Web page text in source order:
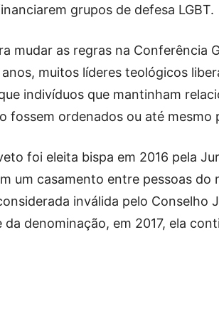
grupos de defesa LGBT.
mudar as regras na Conferência
muitos líderes teológicos
indivíduos que mantinham
fossem ordenados ou até mesmo
foi eleita bispa em 2016 pela
um casamento entre pessoas do
inválida pelo Conselho
denominação, em 2017, ela